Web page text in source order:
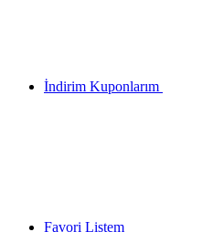
İndirim Kuponlarım
Favori Listem